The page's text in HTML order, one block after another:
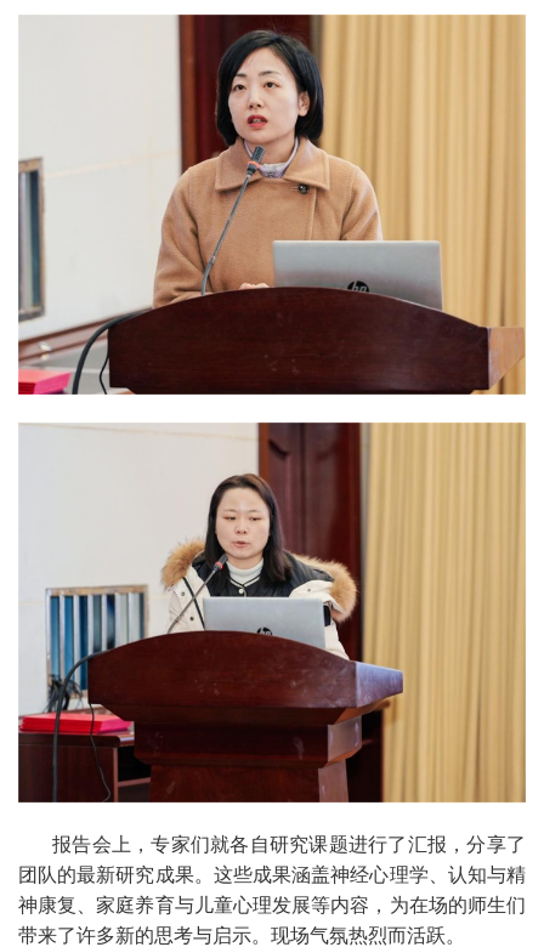
报告会上，专家们就各自研究课题进行了汇报，分享了
团队的最新研究成果。这些成果涵盖神经心理学、认知与精
神康复、家庭养育与儿童心理发展等内容，为在场的师生们
带来了许多新的思考与启示。现场气氛热烈而活跃。